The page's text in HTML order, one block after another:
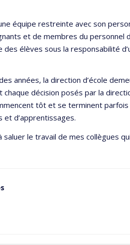
équipe restreinte avec son
et de membres du personnel
élèves sous la responsabilité
années, la direction d’école
décision posés par la
tôt et se terminent parfois
d’apprentissages.
le travail de mes collègues